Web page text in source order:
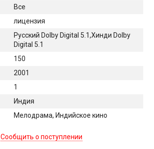
Все
лицензия
Русский Dolby Digital 5.1,Хинди Dolby
Digital 5.1
150
2001
1
Индия
Мелодрама, Индийское кино
Сообщить о поступлении